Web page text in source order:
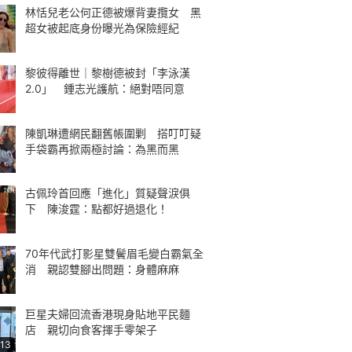
林恬兒老公何正德被爆背妻攬女 黑
超女被起底身份曝光為保險經紀
黎彼得離世｜黎樹德被封「李泳漢
2.0」 鍾志光護航：絕對唔同意
陳凱琳遭網民翻舊帳圍剿 搭叮叮疑
手袋霸再掀兩極討論：為黑而黑
古佩玲首回應「進化」質疑聲淚俱
下 陳浚霆：點都好過退化！
70年代武打影星雙鬢眉毛變白霸氣全
消 親認雙腳出問題：身體麻麻
巨星夫婦回流香港現身貼地平民麵
店 親切向食客揮手零架子